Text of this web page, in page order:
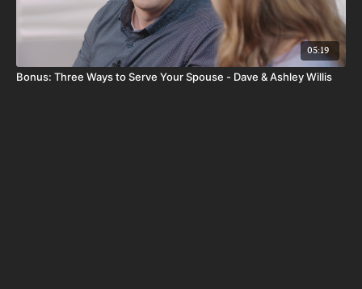
05:19
Bonus: Three Ways to Serve Your Spouse - Dave & Ashley Willis